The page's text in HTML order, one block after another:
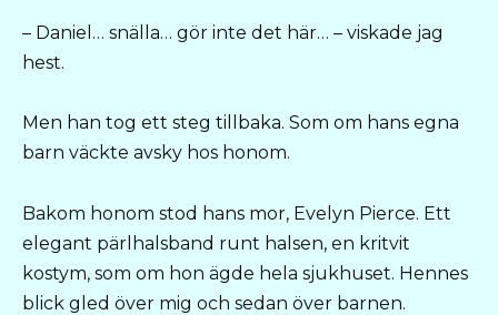
– Daniel… snälla… gör inte det här… – viskade jag
hest.
Men han tog ett steg tillbaka. Som om hans egna
barn väckte avsky hos honom.
Bakom honom stod hans mor, Evelyn Pierce. Ett
elegant pärlhalsband runt halsen, en kritvit
kostym, som om hon ägde hela sjukhuset. Hennes
blick gled över mig och sedan över barnen.